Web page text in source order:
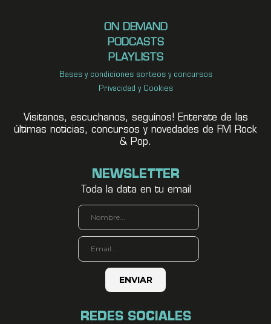
ON DEMAND
PODCASTS
PLAYLISTS
Bases y condiciones sorteos y concursos
Privacidad y Cookies
Visitanos, escuchanos, seguínos! Enterate de las
últimas noticias, concursos y novedades de FM Rock
& Pop.
NEWSLETTER
Toda la data en tu email
REDES SOCIALES